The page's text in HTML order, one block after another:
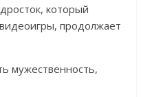
который
продолжает
мужественность,